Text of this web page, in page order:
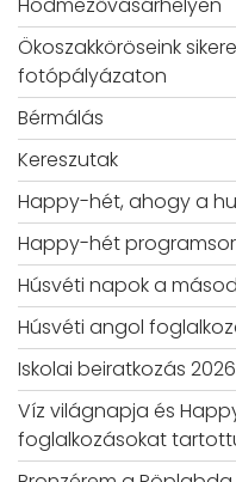
Ökoszakköröseink
fotópályázaton
Bérmálás
Kereszutak
Happy-hét, ahogy a
Happy-hét
Húsvéti napok a
Húsvéti angol
Iskolai beiratkozás 2026
Víz világnapja és
foglalkozásokat